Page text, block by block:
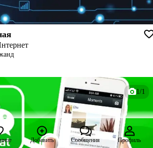
1/1
Добавить Сообщения Профиль